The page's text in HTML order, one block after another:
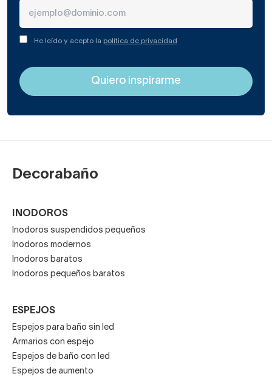
He leído y acepto la política de privacidad
Decorabaño
INODOROS
Inodoros suspendidos pequeños
Inodoros modernos
Inodoros baratos
Inodoros pequeños baratos
ESPEJOS
Espejos para baño sin led
Armarios con espejo
Espejos de baño con led
Espejos de aumento